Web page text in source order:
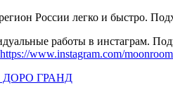
России легко и быстро.
работы в инстаграм.
https://www.instagram.com/
ДОРО ГРАНД